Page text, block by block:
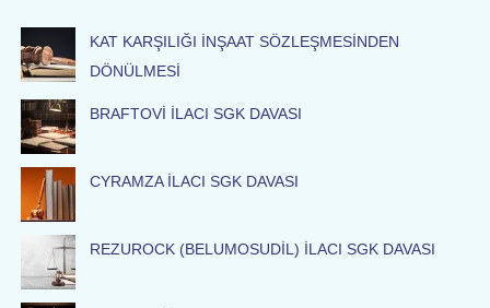
c
h
f
o
r
:
KAT KARŞILIĞI İNŞAAT SÖZLEŞMESİNDEN
DÖNÜLMESİ
BRAFTOVİ İLACI SGK DAVASI
CYRAMZA İLACI SGK DAVASI
REZUROCK (BELUMOSUDİL) İLACI SGK DAVASI